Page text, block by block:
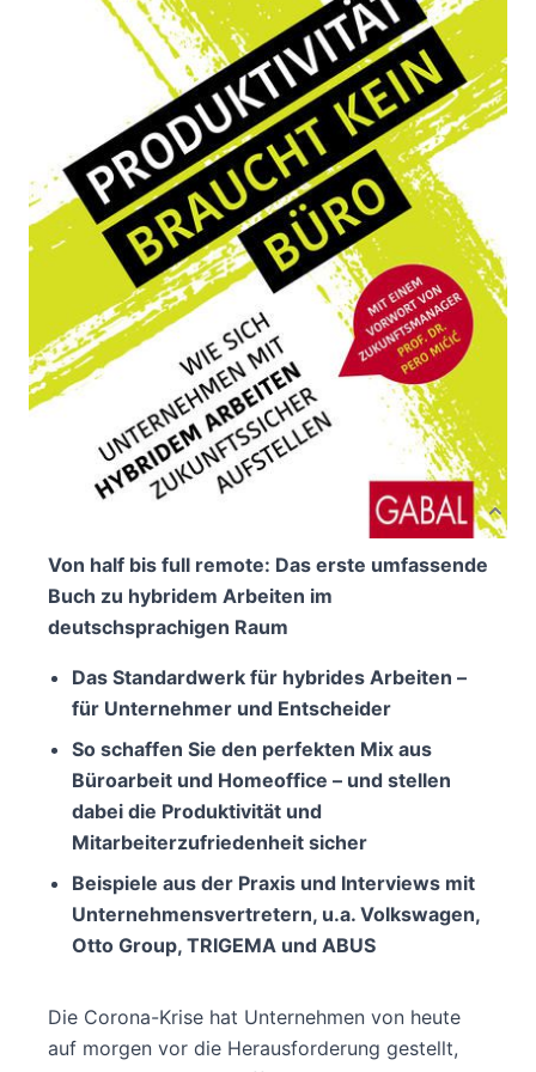
Wie sich Unternehmen mit hybridem Arbeiten
zukunftssicher aufstellen
Teresa Hertwig
Verlag: GABAL 26.04.2022
Buch 224 Seiten
Hardcover
ISBN: 978-3-
96739089-6
Bibliografische Daten
Autor:innenbeschreibung
Von half bis full remote: Das erste umfassende
Buch zu hybridem Arbeiten im
deutschsprachigen Raum
Das Standardwerk für hybrides Arbeiten –
für Unternehmer und Entscheider
So schaffen Sie den perfekten Mix aus
Büroarbeit und Homeoffice – und stellen
dabei die Produktivität und
Mitarbeiterzufriedenheit sicher
Beispiele aus der Praxis und Interviews mit
Unternehmensvertretern, u.a. Volkswagen,
Otto Group, TRIGEMA und ABUS
Die Corona-Krise hat Unternehmen von heute
auf morgen vor die Herausforderung gestellt,